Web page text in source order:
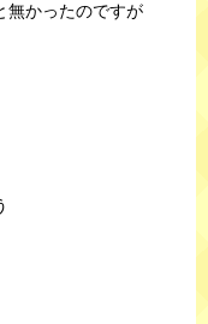
無かったのですが